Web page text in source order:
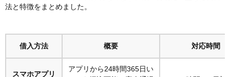
法と特徴をまとめました。
借入方法 概要 対応時間
スマホアプリ
アプリから24時間365日い